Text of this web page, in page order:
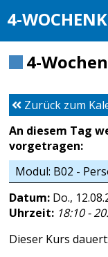
4-
4-
Zurück zum
An diesem Tag
vorgetragen:
Modul: B02 -
Datum: Do.,
Uhrzeit: 18:10 -
Dieser Kurs dauert: